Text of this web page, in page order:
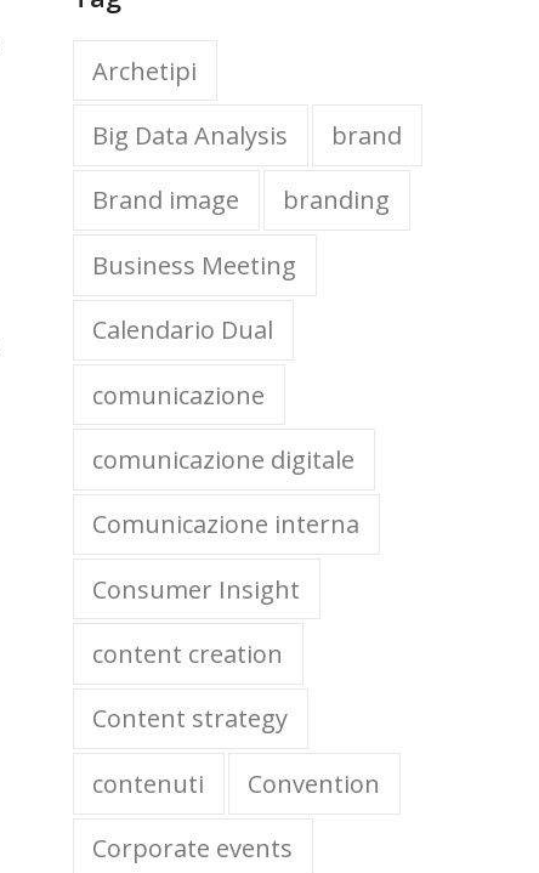
Archetipi
Big Data Analysis
brand
Brand image
branding
Business Meeting
Calendario Dual
comunicazione
comunicazione digitale
Comunicazione interna
Consumer Insight
content creation
Content strategy
contenuti
Convention
Corporate events